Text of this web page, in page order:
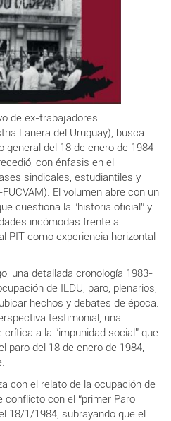
de ex-trabajadores
Lanera del Uruguay), busca
general del 18 de enero de 1984
con énfasis en el
sindicales, estudiantiles y
El volumen abre con un
cuestiona la “historia oficial” y
incómodas frente a
PIT como experiencia horizontal
una detallada cronología 1983-
de ILDU, paro, plenarios,
hechos y debates de época.
testimonial, una
a la “impunidad social” que
paro del 18 de enero de 1984,
con el relato de la ocupación de
con el “primer Paro
18/1/1984, subrayando que el